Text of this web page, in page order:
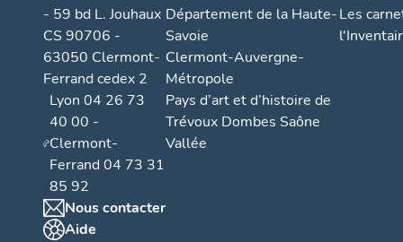
- 59 bd L. Jouhaux
CS 90706 -
63050 Clermont-
Ferrand cedex 2
Lyon 04 26 73
40 00 -
Clermont-
Ferrand 04 73 31
85 92
Nous contacter
Aide
Département de la Haute-
Savoie
Clermont-Auvergne-
Métropole
Pays d’art et d’histoire de
Trévoux Dombes Saône
Vallée
Les